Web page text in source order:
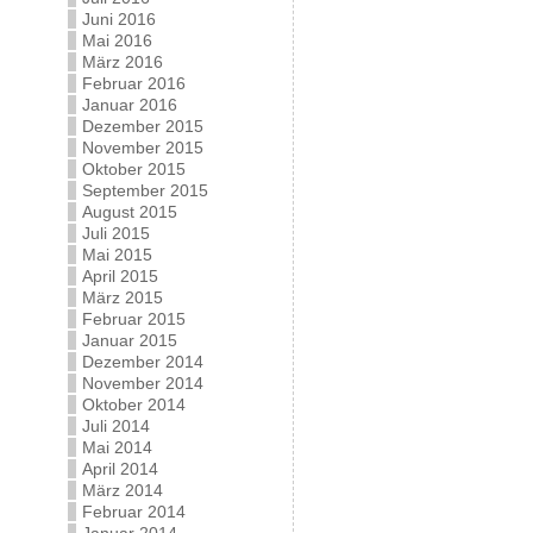
Juni 2016
Mai 2016
März 2016
Februar 2016
Januar 2016
Dezember 2015
November 2015
Oktober 2015
September 2015
August 2015
Juli 2015
Mai 2015
April 2015
März 2015
Februar 2015
Januar 2015
Dezember 2014
November 2014
Oktober 2014
Juli 2014
Mai 2014
April 2014
März 2014
Februar 2014